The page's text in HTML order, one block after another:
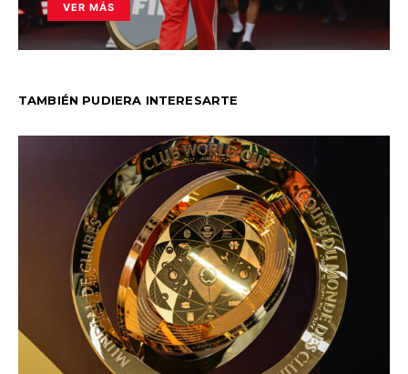
VER MÁS
TAMBIÉN PUDIERA INTERESARTE